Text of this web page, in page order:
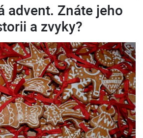
advent. Znáte jeho
a zvyky?